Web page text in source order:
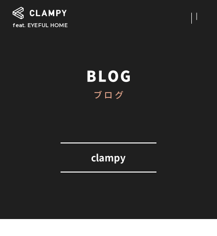
feat. EYEFUL HOME
Our Works
Information
BLOG
ブログ
clampy